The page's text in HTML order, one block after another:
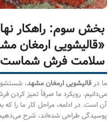
بخش سوم: راهکار
«قالیشویی ارمغان
سلامت فرش
ما در قالیشویی ارمغان مشهد،
می‌دانیم. رویکرد ما صرفاً تمیز
آن است. در ادامه، مراحل کار ما را که
پوسیدگی طراحی شده‌اند، شرح